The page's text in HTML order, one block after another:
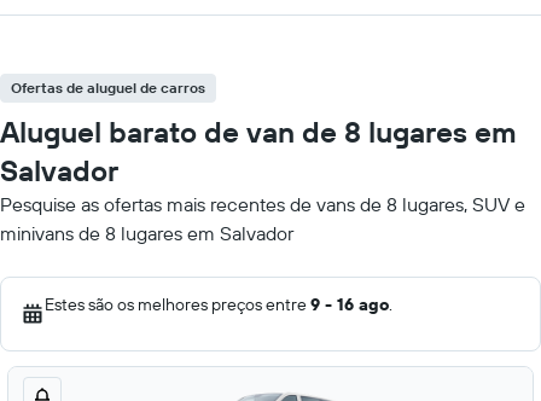
Ofertas de aluguel de carros
Aluguel barato de van de 8 lugares em
Salvador
Pesquise as ofertas mais recentes de vans de 8 lugares, SUV e
minivans de 8 lugares em Salvador
Estes são os melhores preços entre9 - 16 ago.